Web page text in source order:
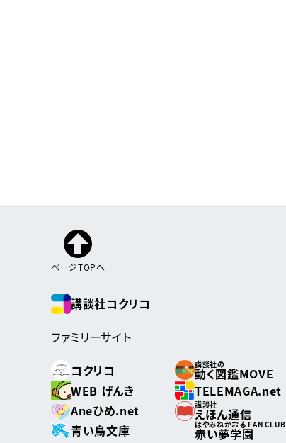
ページTOPへ
講談社コクリコ
ファミリーサイト
コクリコ
講談社の
動く図鑑MOVE
WEB げんき
TELEMAGA.net
Aneひめ.net
講談社
えほん通信
青い鳥文庫
はやみねかおる FAN CLUB
赤い夢学園